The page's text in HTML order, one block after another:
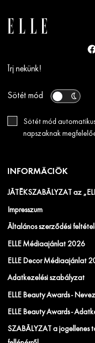
Írj nekünk!
Sötét mód
Sötét mód
napszaknak
INFORMÁCIÓK
JÁTÉKSZABÁLYZAT az
Impresszum
Általános szerződési
ELLE Médiaajánlat 2026
ELLE Decor Médiaajánlat
Adatkezelési szabályzat
ELLE Beauty Awards -
ELLE Beauty Awards -
SZABÁLYZAT a jogellenes